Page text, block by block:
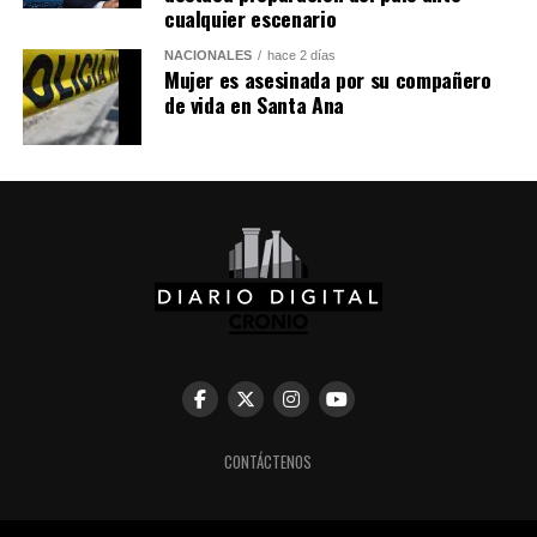
Facebook X
Me gusta esto:
X
cualquier escenario
NACIONALES hace 2 días
Mujer es asesinada por su compañero
de vida en Santa Ana
CONTÁCTENOS